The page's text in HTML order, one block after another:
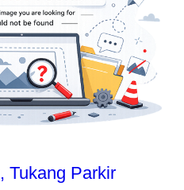
Tukang Parkir